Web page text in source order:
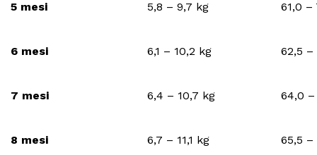
5 mesi 5,8 – 9,7 kg 61,0
6 mesi 6,1 – 10,2 kg 62,5
7 mesi 6,4 – 10,7 kg 64,0
8 mesi 6,7 – 11,1 kg 65,5